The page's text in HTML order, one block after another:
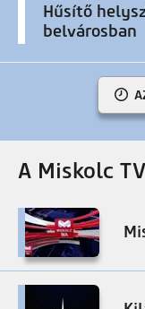
Hűsítő
belvárosban
A Miskolc